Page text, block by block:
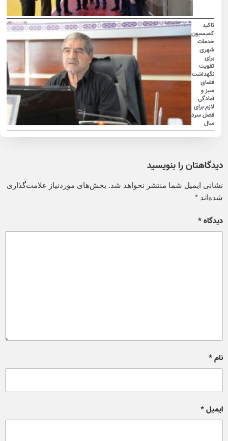
تاکید
کمیسیون
خدمات
شهری
برای
تقویت
نگهداشت
فضای
سبز و
آمادگی
لازم برای
فصل سرد
سال
دیدگاهتان را بنویسید
نشانی ایمیل شما منتشر نخواهد شد. بخش‌های موردنیاز علامت‌گذاری
شده‌اند*
دیدگاه*
نام*
ایمیل*